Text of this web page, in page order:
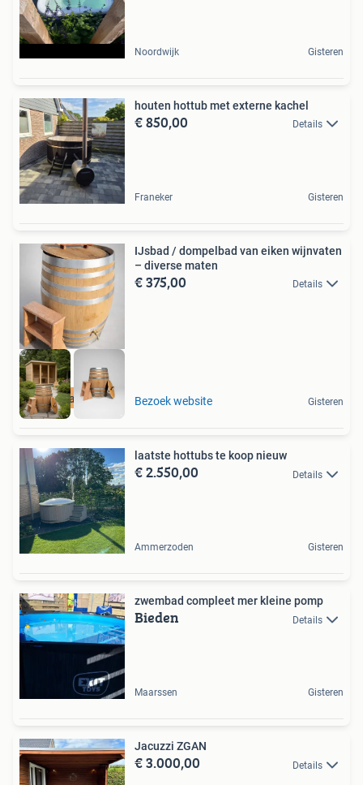
Noordwijk Gisteren
houten hottub met externe kachel
€ 850,00 Details
Franeker Gisteren
Zaterdag open
IJsbad / dompelbad van eiken wijnvaten
– diverse maten
€ 375,00 Details
Bezoek website Gisteren
laatste hottubs te koop nieuw
€ 2.550,00 Details
Ammerzoden Gisteren
zwembad compleet mer kleine pomp
Bieden Details
Maarssen Gisteren
Jacuzzi ZGAN
€ 3.000,00 Details